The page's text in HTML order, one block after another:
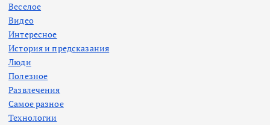
Веселое
Видео
Интересное
История и предсказания
Люди
Полезное
Развлечения
Самое разное
Технологии